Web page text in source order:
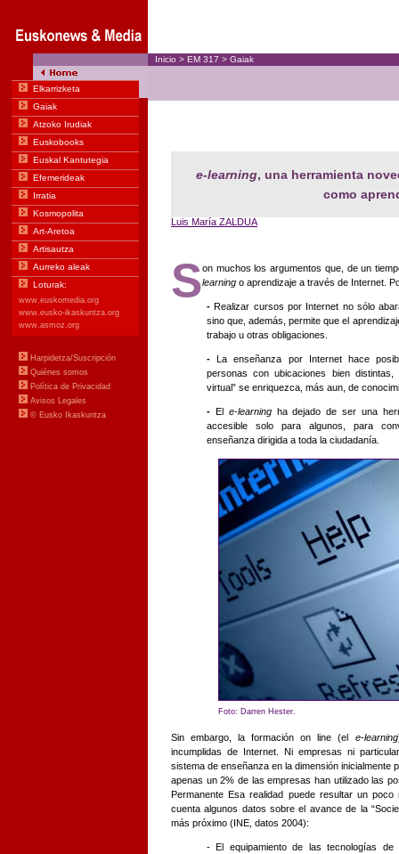
e-learning, una herramienta
como
Luis María ZALDUA
Son muchos los argumentos que, de un
learning o aprendizaje a través de Internet.
- Realizar cursos por Internet no sólo
sino que, además, permite que el
trabajo u otras obligaciones.
- La enseñanza por Internet hace
personas con ubicaciones bien
virtual” se enriquezca, más aun, de
- El e-learningha dejado de ser una
accesible solo para algunos, para
enseñanza dirigida a toda la ciudadanía.
Foto: Darren Hester.
Sin embargo, la formación on line (el e-learning
incumplidas de Internet. Ni empresas ni
sistema de enseñanza en la dimensión
apenas un 2% de las empresas han utilizado las
Permanente Esa realidad puede resultar un
cuenta algunos datos sobre el avance de la
más próximo (INE, datos 2004):
- El equipamiento de las tecnologías de
Inicio > EM 317 > Gaiak